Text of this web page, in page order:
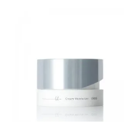
ンの生成を抑え、シミ・ソバカスを
防ぐ*2 化粧膜のくずれにくさ、肌
をうるおして保護すること*3 オル
ビス内最高の紫外線カットレベル*4
メラニン生成を防ぎ未来のシミ・ソ
バカスを予防します。さらに独自研
究に基づいた浸透型ハリ保湿成分
(*6)で大人肌にハリ感をプラス。す